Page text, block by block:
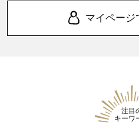
マイページ
注目
キーワ